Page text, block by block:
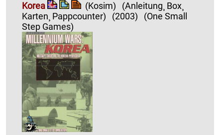
Korea (Kosim)
(Anleitung¸ Box¸
Karten¸ Pappcounter)
(2003)
(One Small
Step Games)